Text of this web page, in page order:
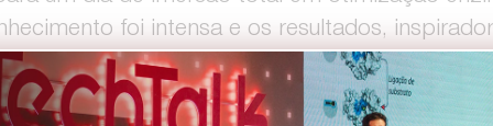
foi intensa e os resultados,